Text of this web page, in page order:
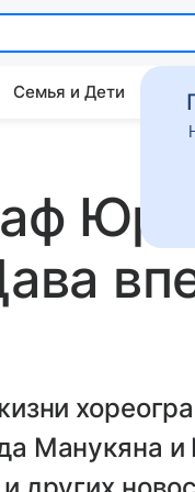
Семья и Дети Дом
Юрий
Манукяна